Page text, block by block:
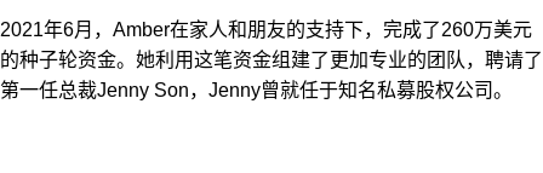
2021年6月，Amber在家人和朋友的支持下，完成了260万美元
的种子轮资金。她利用这笔资金组建了更加专业的团队，聘请了
第一任总裁Jenny Son，Jenny曾就任于知名私募股权公司。